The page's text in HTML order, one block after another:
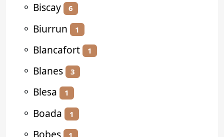
⚬ Biscay 6
⚬ Biurrun 1
⚬ Blancafort 1
⚬ Blanes 3
⚬ Blesa 1
⚬ Boada 1
⚬ Bobes 1